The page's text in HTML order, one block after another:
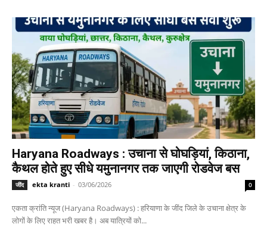
Haryana Roadways : उचाना से घोघड़ियां, किठाना,
कैथल होते हुए सीधे यमुनानगर तक जाएगी रोडवेज बस
जींद ekta kranti - 03/06/2026 0
एकता क्रांति न्यूज (Haryana Roadways) : हरियाणा के जींद जिले के उचाना क्षेत्र के
लोगों के लिए राहत भरी खबर है। अब यात्रियों को...